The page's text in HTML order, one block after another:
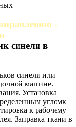
-
синели в
синели или
машине.
Установка
угломк
к рабочему
Заправка ткани в